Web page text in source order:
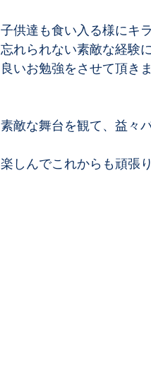
子供達も食い入る様にキ
忘れられない素敵な経験
良いお勉強をさせて頂き
素敵な舞台を観て、益々
楽しんでこれからも頑張